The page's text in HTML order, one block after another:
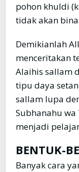
pohon khuldi
tidak akan
Demikianlah
menceritakan
Alaihis sallam
tipu daya
sallam lupa
Subhanahu wa
menjadi
BENTUK-
Banyak cara